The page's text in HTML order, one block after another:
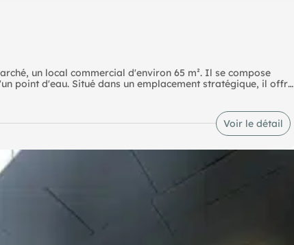
un local commercial d'environ 65 m². Il se compose
point d'eau. Situé dans un emplacement stratégique, il offre
Contactez-nous pour visiter ! Les informations sur les
Voir le détail